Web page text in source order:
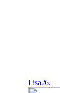
Lisa26.